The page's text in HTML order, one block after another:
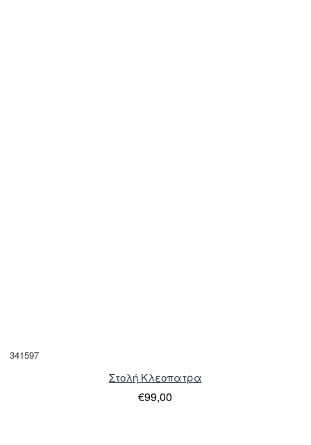
341597
Στολή Κλεοπατρα
€99,00